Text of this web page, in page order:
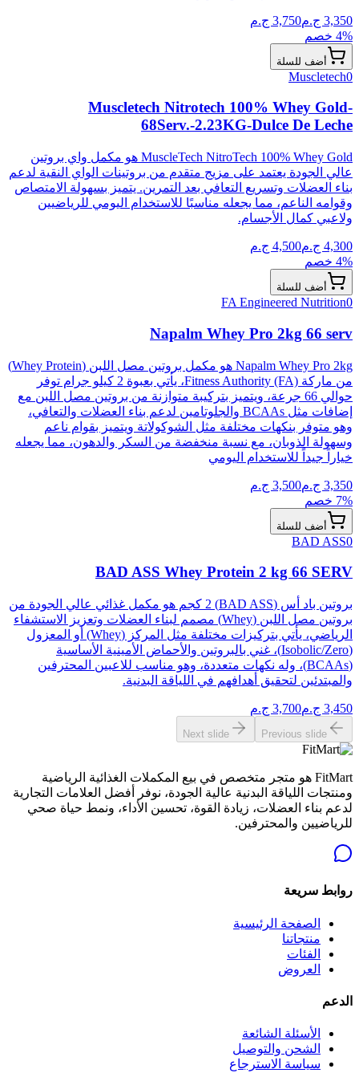
3,350 ج.م3,750 ج.م
4% خصم
أضف للسلة
Muscletech0
Muscletech Nitrotech 100% Whey Gold-
68Serv.-2.23KG-Dulce De Leche
MuscleTech NitroTech 100% Whey Gold هو مكمل واي بروتين
عالي الجودة يعتمد على مزيج متقدم من بروتينات الواي النقية لدعم
بناء العضلات وتسريع التعافي بعد التمرين. يتميز بسهولة الامتصاص
وقوامه الناعم، مما يجعله مناسبًا للاستخدام اليومي للرياضيين
ولاعبي كمال الأجسام.
4,300 ج.م4,500 ج.م
4% خصم
أضف للسلة
FA Engineered Nutrition0
Napalm Whey Pro 2kg 66 serv
Napalm Whey Pro 2kg هو مكمل بروتين مصل اللبن (Whey Protein)
من ماركة Fitness Authority (FA)، يأتي بعبوة 2 كيلو جرام توفر
حوالي 66 جرعة، ويتميز بتركيبة متوازنة من بروتين مصل اللبن مع
إضافات مثل BCAAs والجلوتامين لدعم بناء العضلات والتعافي،
وهو متوفر بنكهات مختلفة مثل الشوكولاتة ويتميز بقوام ناعم
وسهولة الذوبان، مع نسبة منخفضة من السكر والدهون، مما يجعله
خياراً جيداً للاستخدام اليومي
3,350 ج.م3,500 ج.م
7% خصم
أضف للسلة
BAD ASS0
BAD ASS Whey Protein 2 kg 66 SERV
بروتين باد أس (BAD ASS) 2 كجم هو مكمل غذائي عالي الجودة من
بروتين مصل اللبن (Whey) مصمم لبناء العضلات وتعزيز الاستشفاء
الرياضي، يأتي بتركيزات مختلفة مثل المركز (Whey) أو المعزول
(Isobolic/Zero)، غني بالبروتين والأحماض الأمينية الأساسية
(BCAAs)، وله نكهات متعددة، وهو مناسب للاعبين المحترفين
والمبتدئين لتحقيق أهدافهم في اللياقة البدنية.
3,450 ج.م3,700 ج.م
Previous slide
Next slide
FitMart هو متجر متخصص في بيع المكملات الغذائية الرياضية
ومنتجات اللياقة البدنية عالية الجودة، نوفر أفضل العلامات التجارية
لدعم بناء العضلات، زيادة القوة، تحسين الأداء، ونمط حياة صحي
للرياضيين والمحترفين.
روابط سريعة
الصفحة الرئيسية
منتجاتنا
الفئات
العروض
الدعم
الأسئلة الشائعة
الشحن والتوصيل
سياسة الاسترجاع